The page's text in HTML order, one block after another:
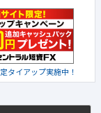
タイアップ実施中！